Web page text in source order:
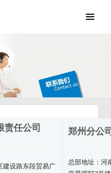
责任公司
建设路东段贸易广
郑州分公
总部地址：河